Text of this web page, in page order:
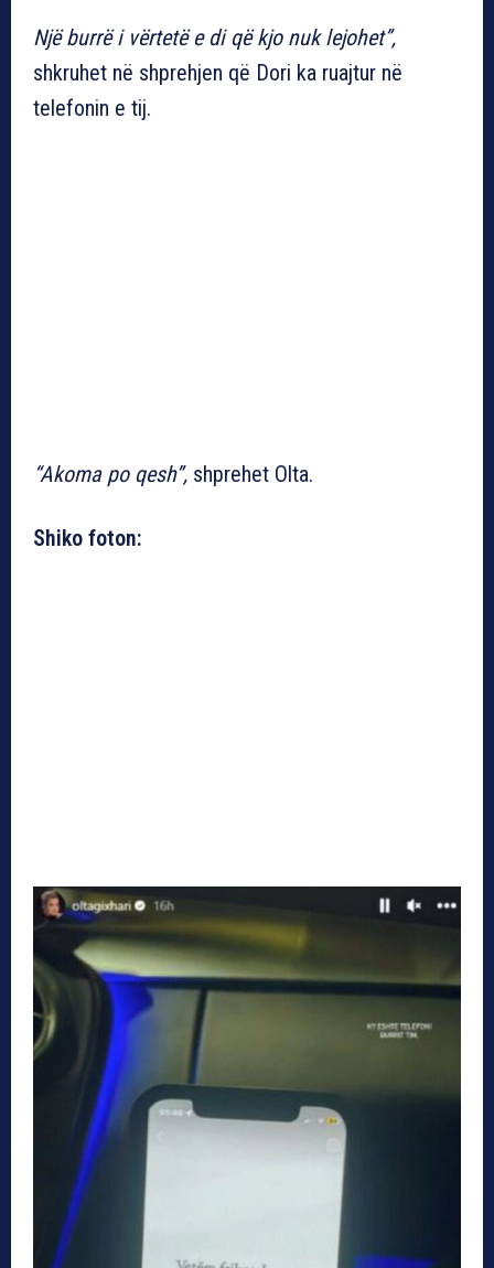
Një burrë i vërtetë e di që kjo nuk lejohet”,
shkruhet në shprehjen që Dori ka ruajtur në
telefonin e tij.
“Akoma po qesh”, shprehet Olta.
Shiko foton: